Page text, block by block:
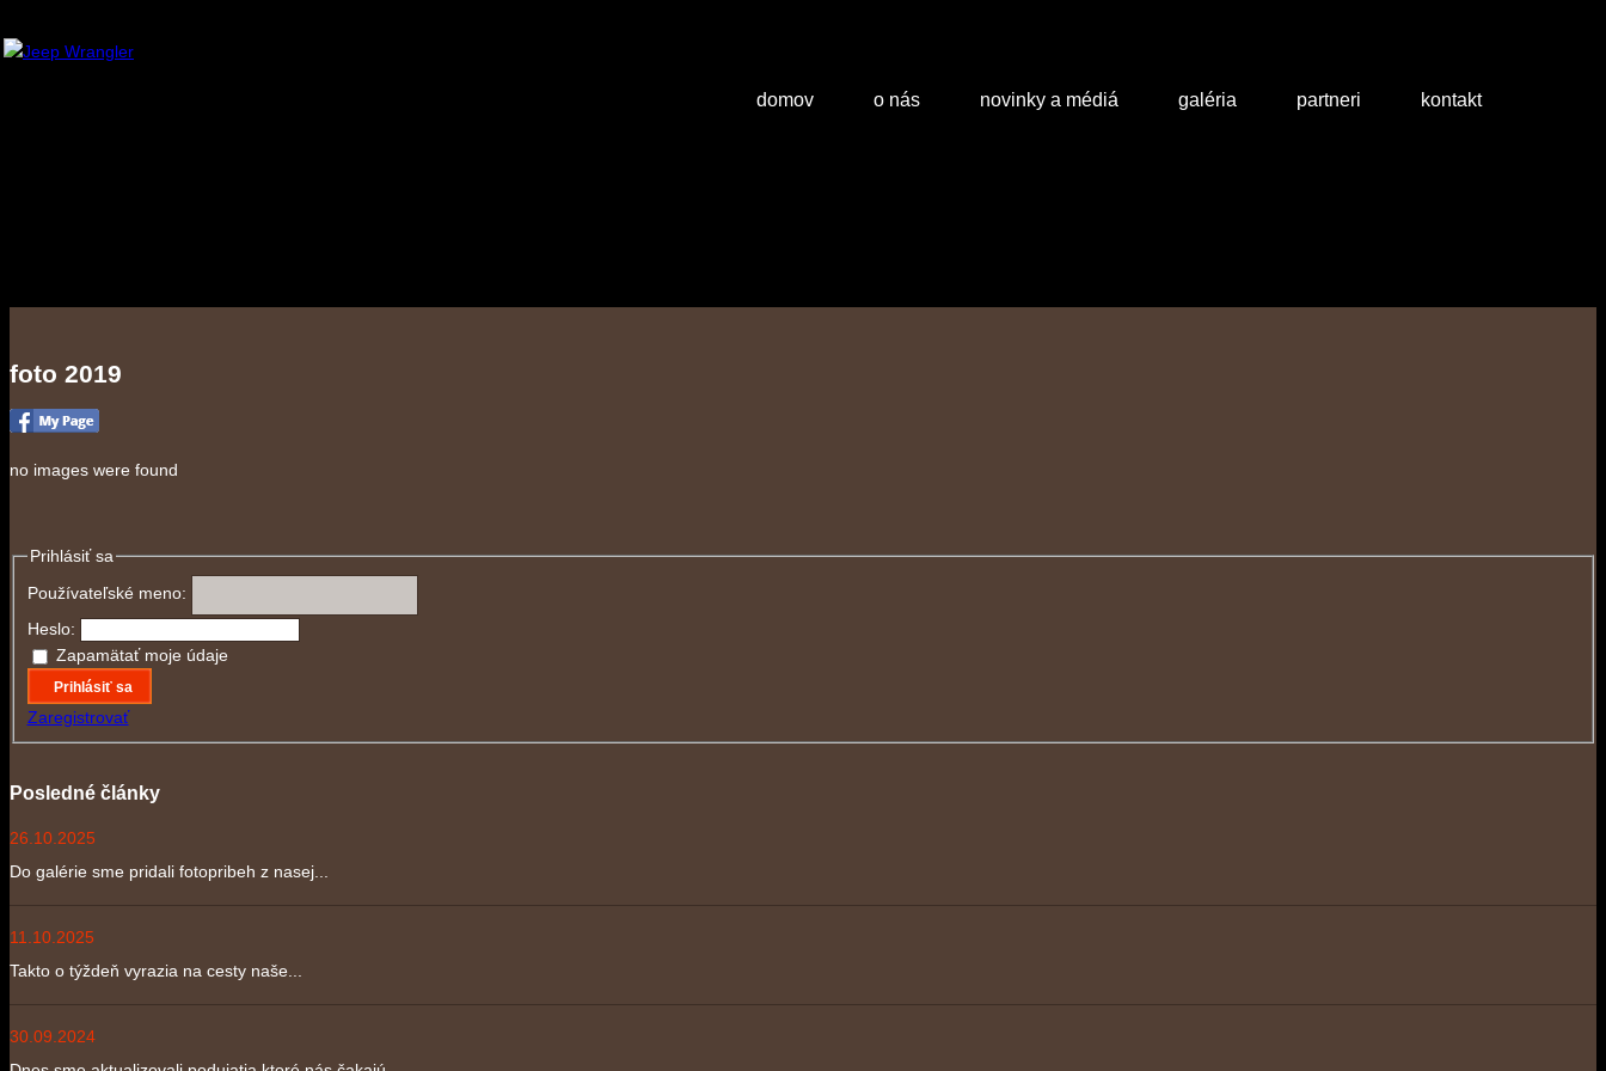
domov o nás novinky a médiá galéria partneri kontakt
foto 2019
no images were found
Prihlásiť sa
Používateľské meno:
Heslo:
Zapamätať moje údaje
Prihlásiť sa
Zaregistrovať
Posledné články
26.10.2025
Do galérie sme pridali fotopribeh z nasej...
11.10.2025
Takto o týždeň vyrazia na cesty naše...
30.09.2024